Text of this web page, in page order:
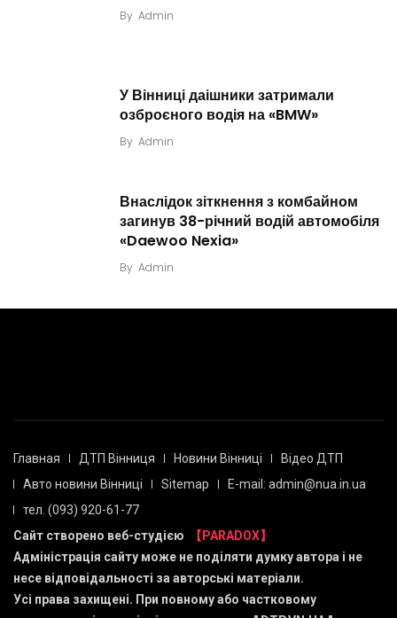
By Admin
У Вінниці даішники затримали
озброєного водія на «BMW»
By Admin
Внаслідок зіткнення з комбайном
загинув 38-річний водій автомобіля
«Daewoo Nexia»
By Admin
Главная ДТП Вінниця Новини Вінниці
Відео ДТП
Авто новини Вінниці
Sitemap
E-mail: admin@nua.in.ua
тел. (093) 920-61-77
Сайт створено веб-студією
【PARADOX】
Адміністрація сайту може не поділяти думку автора і не
несе відповідальності за авторські матеріали.
Усі права захищені. При повному або частковому